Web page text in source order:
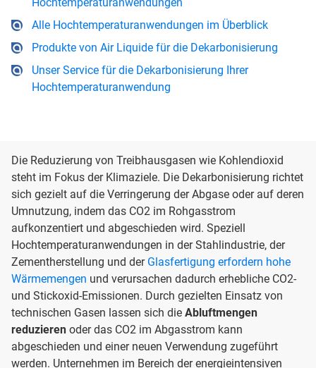
Alle Hochtemperaturanwendungen im Überblick
Produkte von Air Liquide für die Dekarbonisierung
Unser Service für die Dekarbonisierung Ihrer
Hochtemperaturanwendung
Die Reduzierung von Treibhausgasen wie Kohlendioxid
steht im Fokus der Klimaziele. Die Dekarbonisierung richtet
sich gezielt auf die Verringerung der Abgase oder auf deren
Umnutzung, indem das CO2 im Rohgasstrom
aufkonzentiert und abgeschieden wird. Speziell
Hochtemperaturanwendungen in der Stahlindustrie, der
Zementherstellung und der Glasfertigung erfordern hohe
Wärmemengen und verursachen dadurch erhebliche CO2-
und Stickoxid-Emissionen. Durch gezielten Einsatz von
technischen Gasen lassen sich die Abluftmengen
reduzieren oder das CO2 im Abgasstrom kann
abgeschieden und einer neuen Verwendung zugeführt
werden. Unternehmen im Bereich der energieintensiven